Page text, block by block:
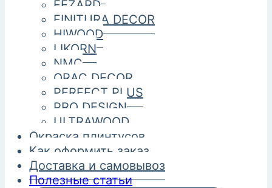
FEZARD
FINITURA DECOR
HIWOOD
LIKORN
NMC
ORAC DECOR
PERFECT PLUS
PRO DESIGN
ULTRAWOOD
Окраска плинтусов
Как оформить заказ
Доставка и самовывоз
Полезные статьи